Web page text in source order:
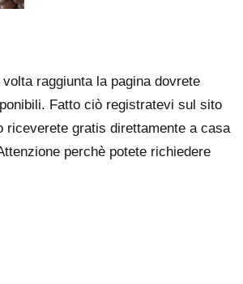
volta raggiunta la pagina dovrete
Fatto ciò registratevi sul sito
riceverete gratis direttamente a casa
perchè potete richiedere